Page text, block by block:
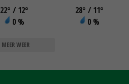
22° / 12°
0 %
28° / 11°
0 %
MEER WEER